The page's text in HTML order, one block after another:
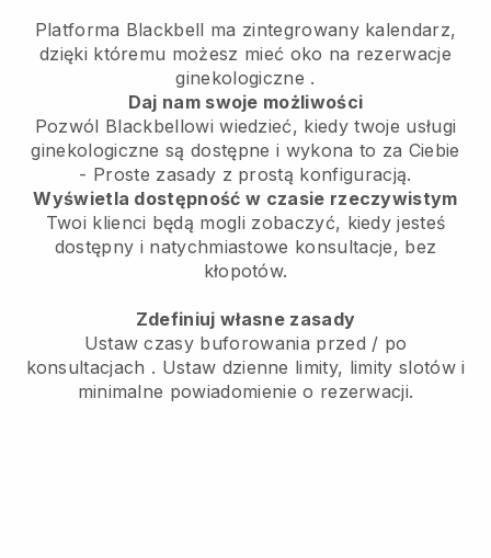
Platforma Blackbell ma zintegrowany kalendarz,
dzięki któremu możesz mieć oko na rezerwacje
ginekologiczne .
Daj nam swoje możliwości
Pozwól Blackbellowi wiedzieć, kiedy twoje usługi
ginekologiczne są dostępne i wykona to za Ciebie
- Proste zasady z prostą konfiguracją.
Wyświetla dostępność w czasie rzeczywistym
Twoi klienci będą mogli zobaczyć, kiedy jesteś
dostępny i natychmiastowe konsultacje, bez
kłopotów.
Zdefiniuj własne zasady
Ustaw czasy buforowania przed / po
konsultacjach . Ustaw dzienne limity, limity slotów i
minimalne powiadomienie o rezerwacji.